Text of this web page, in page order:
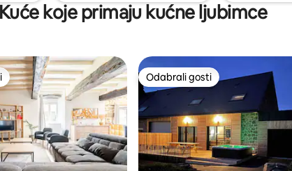
Kuće koje primaju kućne ljubimce
Odabrali gosti
Odabrali gosti